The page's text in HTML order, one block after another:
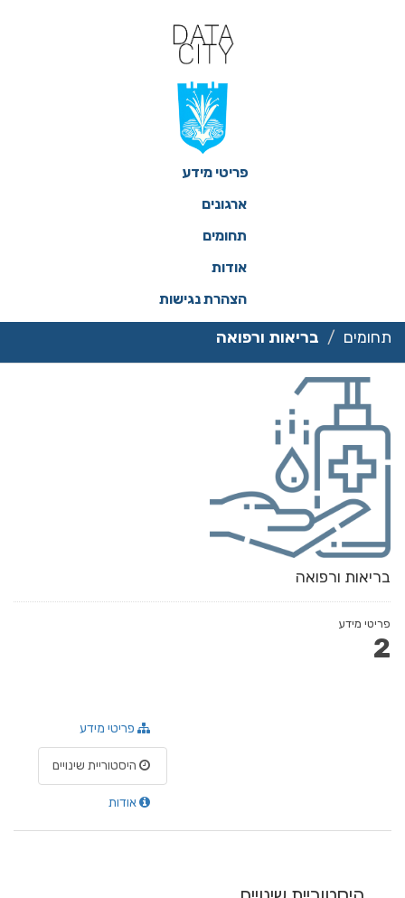
פריטי מידע
ארגונים
תחומים
אודות
הצהרת נגישות
תחומים בריאות ורפואה
בריאות ורפואה
פריטי מידע
2
פריטי מידע
היסטוריית שינויים
אודות